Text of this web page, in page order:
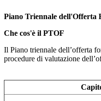
Piano Triennale dell'Offerta
Che cos'è il PTOF
Il Piano triennale dell’offerta
procedure di valutazione